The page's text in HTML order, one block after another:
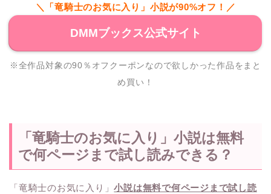
＼「竜騎士のお気に入り」小説が90%オフ！／
DMMブックス公式サイト
※全作品対象の90％オフクーポンなので欲しかった作品をまと
め買い！
「竜騎士のお気に入り」小説は無料
で何ページまで試し読みできる？
「竜騎士のお気に入り」小説は無料で何ページまで試し読